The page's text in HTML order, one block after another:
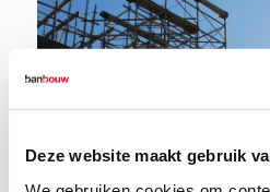
Deze website maakt gebruik